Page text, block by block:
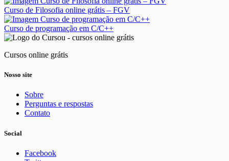
Curso de Filosofia online grátis – FGV
Curso de programação em C/C++
Cursos online grátis
Nosso site
Sobre
Perguntas e respostas
Contato
Social
Facebook